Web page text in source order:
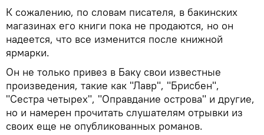
К сожалению, по словам писателя, в бакинских
магазинах его книги пока не продаются, но он
надеется, что все изменится после книжной
ярмарки.
Он не только привез в Баку свои известные
произведения, такие как "Лавр", "Брисбен",
"Сестра четырех", "Оправдание острова" и другие,
но и намерен прочитать слушателям отрывки из
своих еще не опубликованных романов.